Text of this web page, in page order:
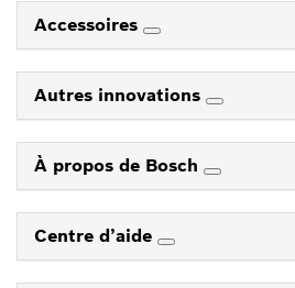
Accessoires
Autres innovations
À propos de Bosch
Centre d’aide